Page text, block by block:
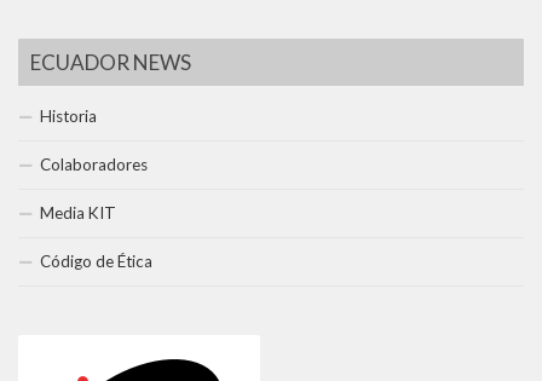
ECUADOR NEWS
Historia
Colaboradores
Media KIT
Código de Ética